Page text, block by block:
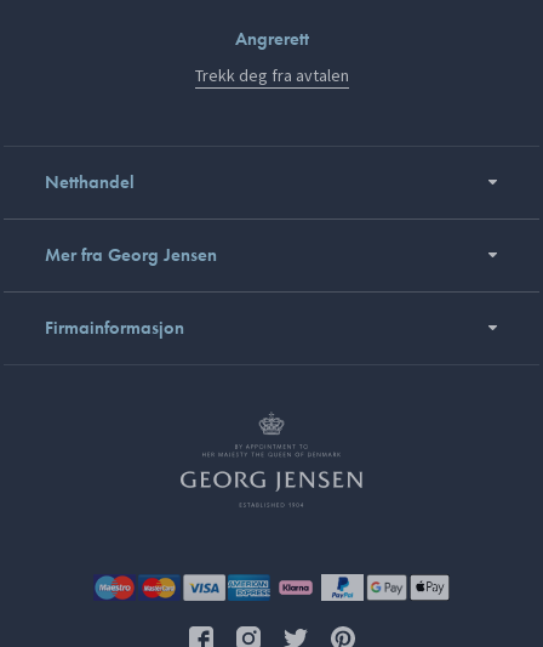
Angrerett
Trekk deg fra avtalen
Netthandel
Mer fra Georg Jensen
Firmainformasjon